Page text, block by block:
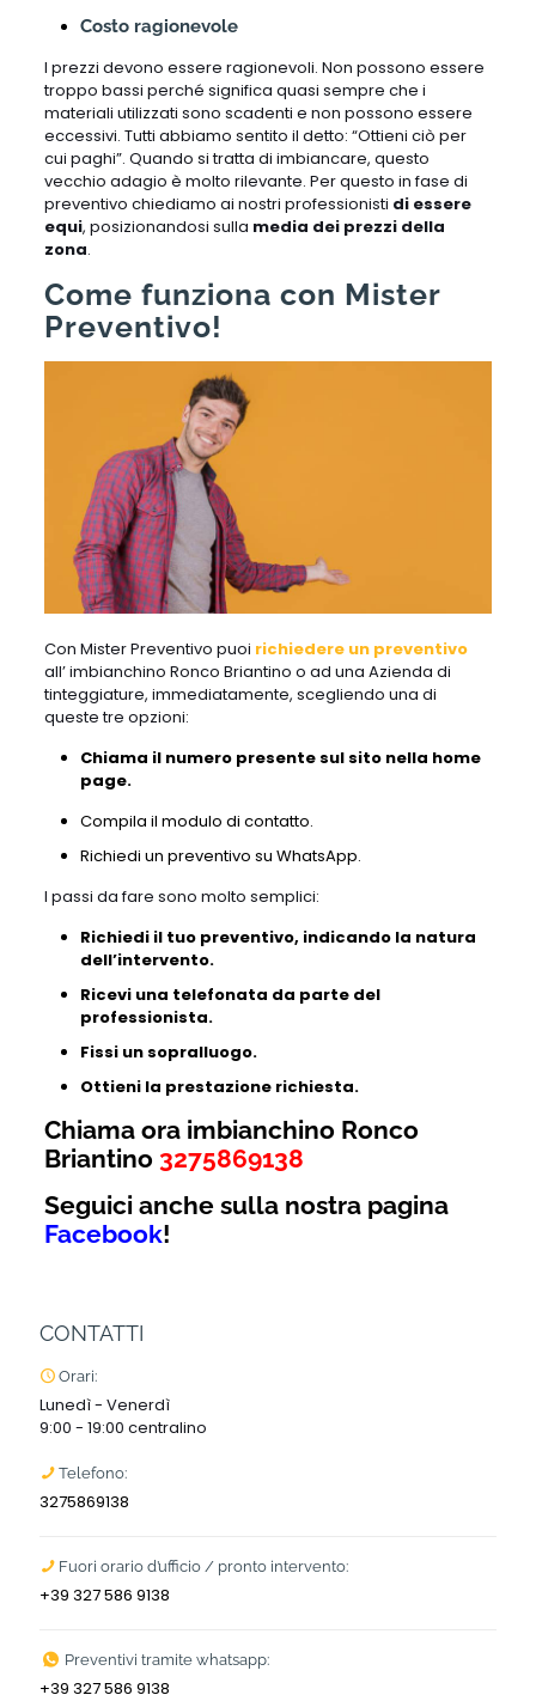
Costo ragionevole
I prezzi devono essere ragionevoli. Non possono essere
troppo bassi perché significa quasi sempre che i
materiali utilizzati sono scadenti e non possono essere
eccessivi. Tutti abbiamo sentito il detto: “Ottieni ciò per
cui paghi”. Quando si tratta di imbiancare, questo
vecchio adagio è molto rilevante. Per questo in fase di
preventivo chiediamo ai nostri professionisti di essere
equi, posizionandosi sulla media dei prezzi della
zona.
Come funziona con Mister
Preventivo!
Con Mister Preventivo puoi richiedere un preventivo
all’ imbianchino Ronco Briantino o ad una Azienda di
tinteggiature, immediatamente, scegliendo una di
queste tre opzioni:
Chiama il numero presente sul sito nella home
page.
Compila il modulo di contatto.
Richiedi un preventivo su WhatsApp.
I passi da fare sono molto semplici:
Richiedi il tuo preventivo, indicando la natura
dell’intervento.
Ricevi una telefonata da parte del
professionista.
Fissi un sopralluogo.
Ottieni la prestazione richiesta.
Chiama ora imbianchino Ronco
Briantino 3275869138
Seguici anche sulla nostra pagina
Facebook!
CONTATTI
Orari:
Lunedì - Venerdì
9:00 - 19:00 centralino
Telefono:
3275869138
Fuori orario d’ufficio / pronto intervento:
+39 327 586 9138
Preventivi tramite whatsapp:
+39 327 586 9138